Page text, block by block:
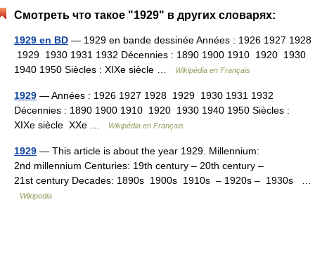
Смотреть что такое "1929" в других словарях:
1929 en BD — 1929 en bande dessinée Années : 1926 1927 1928
1929 1930 1931 1932 Décennies : 1890 1900 1910 1920 1930
1940 1950 Siècles : XIXe siècle …
Wikipédia en Français
1929 — Années : 1926 1927 1928 1929 1930 1931 1932
Décennies : 1890 1900 1910 1920 1930 1940 1950 Siècles :
XIXe siècle XXe …
Wikipédia en Français
1929 — This article is about the year 1929. Millennium:
2nd millennium Centuries: 19th century – 20th century –
21st century Decades: 1890s 1900s 1910s – 1920s – 1930s …
Wikipedia